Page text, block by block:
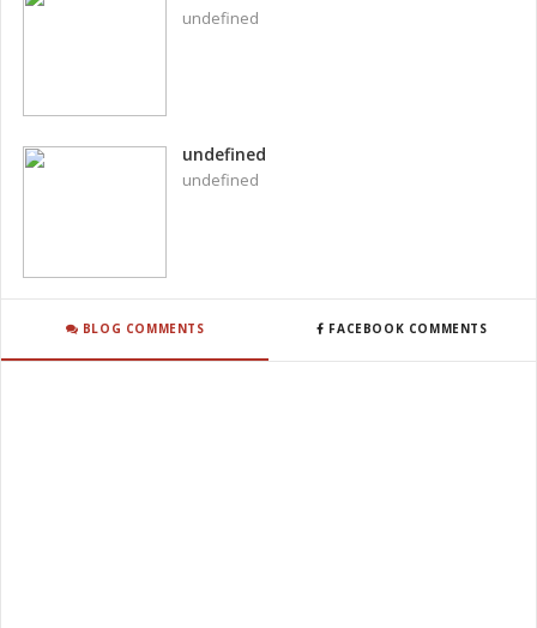
undefined
undefined
undefined
BLOG COMMENTS FACEBOOK COMMENTS